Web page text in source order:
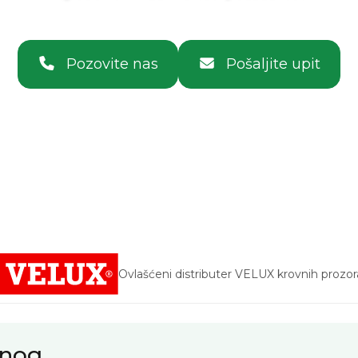
Pozovite nas Pošaljite upit
Ovlašćeni distributer VELUX krovnih